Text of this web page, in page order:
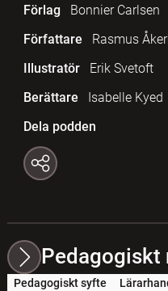
Förlag
Bonnier Carlsen
Författare
Rasmus
Illustratör
Erik Svetoft
Berättare
Isabelle Kyed
Dela podden
Pedagogiskt
Pedagogiskt syfte